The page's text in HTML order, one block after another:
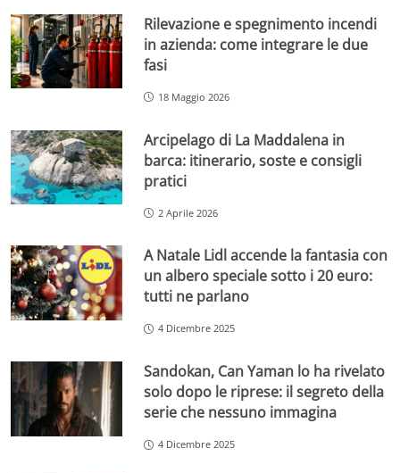
Rilevazione e spegnimento incendi
in azienda: come integrare le due
fasi
18 Maggio 2026
Arcipelago di La Maddalena in
barca: itinerario, soste e consigli
pratici
2 Aprile 2026
A Natale Lidl accende la fantasia con
un albero speciale sotto i 20 euro:
tutti ne parlano
4 Dicembre 2025
Sandokan, Can Yaman lo ha rivelato
solo dopo le riprese: il segreto della
serie che nessuno immagina
4 Dicembre 2025